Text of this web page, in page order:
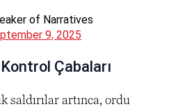
of Narratives
9, 2025
Çabaları
saldırılar artınca, ordu